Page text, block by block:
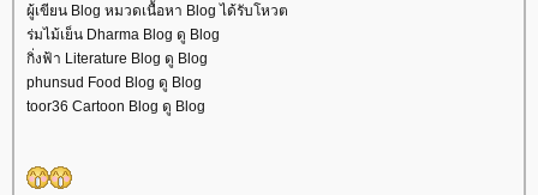
ผู้เขียน Blog หมวดเนื้อหา Blog ได้รับโหวต
ร่มไม้เย็น Dharma Blog ดู Blog
กิ่งฟ้า Literature Blog ดู Blog
phunsud Food Blog ดู Blog
toor36 Cartoon Blog ดู Blog